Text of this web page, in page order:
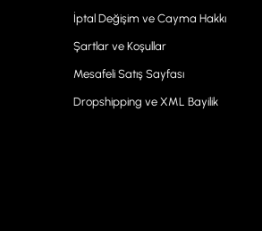
İptal Değişim ve Cayma Hakkı
Şartlar ve Koşullar
Mesafeli Satış Sayfası
Dropshipping ve XML Bayilik